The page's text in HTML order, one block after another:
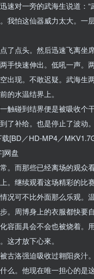
速对一旁的武海生说道：
我怕这仙器威力太大。一
了点头。然后迅速飞离坐
手快速伸出。低吼一声。
出现。不敢迟疑。武海生
的水温结界上。
触碰到结界便是被吸收个
了补给。也是停止了波动
[BD／HD-MP4／
网盘
。而那些已经离场的观众
。继续观看这场精彩的比赛
况可不比外面那么乐观。
。周博身上的衣服都快要
容面具会不会也被烧着。
这才放下心來。
古洛强迫吸收过翱阳炎汁
么。他现在唯一担心的是